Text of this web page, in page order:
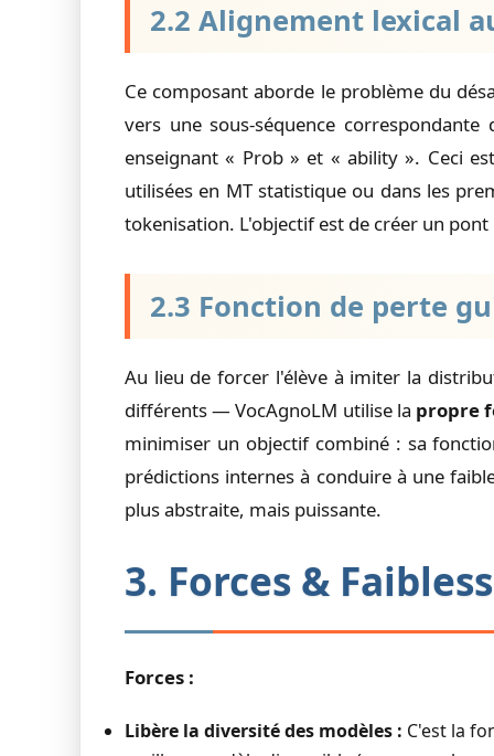
2.2 Alignement lexical
Ce composant aborde le problème du
vers une sous-séquence
enseignant « Prob » et « ability ». Ceci
utilisées en MT statistique ou dans les
tokenisation. L'objectif est de créer un
2.3 Fonction de perte
Au lieu de forcer l'élève à imiter la
différents — VocAgnoLM utilise la propre
minimiser un objectif combiné : sa
prédictions internes à conduire à une
plus abstraite, mais puissante.
3. Forces &
Forces :
Libère la diversité des modèles : C'est la